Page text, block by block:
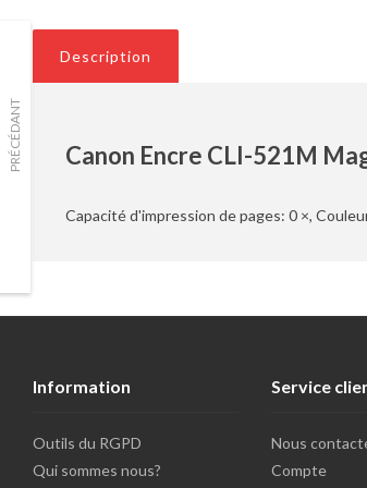
PRÉCÉDANT
Description
Canon Encre CLI-521M
Capacité d'impression de pages: 0 ×,
Information
Outils du RGPD
Qui sommes nous?
Service
Nous
Compte